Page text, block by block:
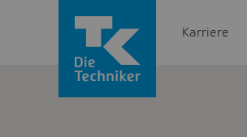
Karriere